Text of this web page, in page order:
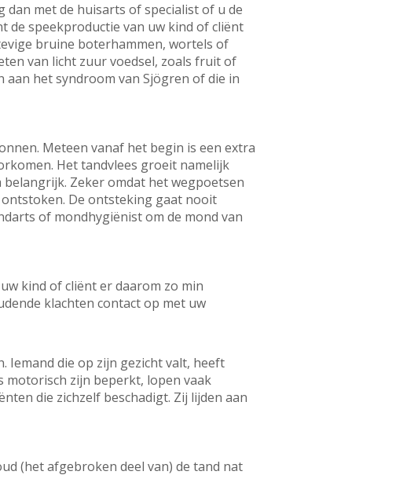
dan met de huisarts of specialist of u de
de speekproductie van uw kind of cliënt
bruine boterhammen, wortels of
van licht zuur voedsel, zoals fruit of
het syndroom van Sjögren of die in
Meteen vanaf het begin is een extra
Het tandvlees groeit namelijk
Zeker omdat het wegpoetsen
De ontsteking gaat nooit
of mondhygiënist om de mond van
kind of cliënt er daarom zo min
klachten contact op met uw
Iemand die op zijn gezicht valt, heeft
motorisch zijn beperkt, lopen vaak
die zichzelf beschadigt. Zij lijden aan
(het afgebroken deel van) de tand nat